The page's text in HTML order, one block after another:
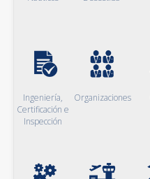
Ingeniería,
Certificación e
Inspección
Organizaciones